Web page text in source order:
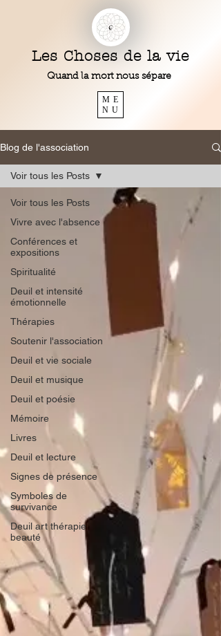
Les Choses de la vie
Quand la mort nous sépare
ME
NU
Blog de l'association
Voir tous les Posts
Vivre avec l'absence
Conférences et
expositions
Spiritualité
Deuil et intensité
émotionnelle
Thérapies
Soutenir l'association
Deuil et vie sociale
Deuil et musique
Deuil et poésie
Mémoire
Livres
Deuil et lecture
Signes de présence
Symboles de
survivance
Deuil art thérapie
beauté
Voir tous les Posts